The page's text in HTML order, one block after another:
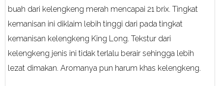
buah dari kelengkeng merah mencapai 21 brix. Tingkat
kemanisan ini diklaim lebih tinggi dari pada tingkat
kemanisan kelengkeng King Long. Tekstur dari
kelengkeng jenis ini tidak terlalu berair sehingga lebih
lezat dimakan. Aromanya pun harum khas kelengkeng.